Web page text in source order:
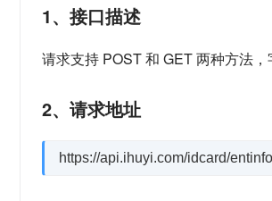
1、接口描述
请求支持 POST 和 GET 两种方法，
2、请求地址
https://api.ihuyi.com/idcard/